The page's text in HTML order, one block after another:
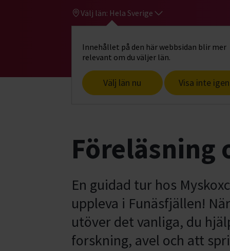
Välj län: Hela Sverige
Innehållet på den här webbsidan blir mer
relevant om du väljer län.
Välj län nu Visa inte igen
Gå till studiefrämjandets startsida
Start Hitta intresse Djur & natur
Föreläsning
En guidad tur hos
uppleva i Funäsfjällen!
utöver det vanliga, du
forskning, avel och att